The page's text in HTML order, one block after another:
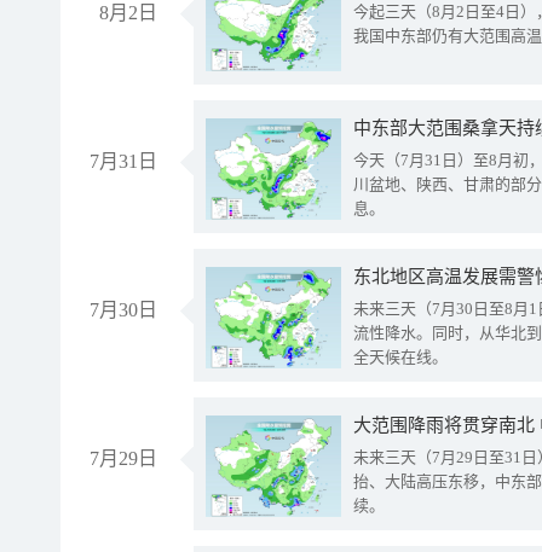
8月2日
今起三天（8月2日至4日
我国中东部仍有大范围高
7月31日
中东部大范围桑拿天
今天（7月31日）至8月初
川盆地、陕西、甘肃的部
息。
7月30日
东北地区高温发展需
未来三天（7月30日至8月
流性降水。同时，从华北
全天候在线。
7月29日
大范围降雨将贯穿南
未来三天（7月29日至31
抬、大陆高压东移，中东
续。